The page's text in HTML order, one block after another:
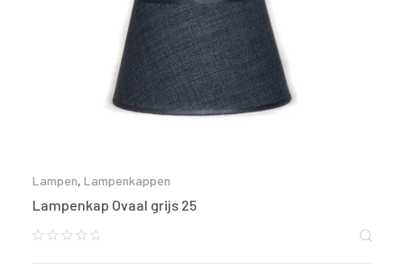
Lampen, Lampenkappen
Lampenkap Ovaal grijs 25